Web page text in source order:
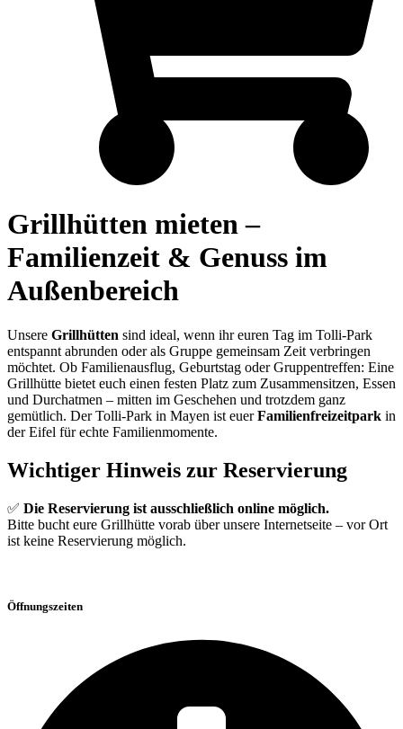
Grillhütten mieten –
Familienzeit & Genuss im
Außenbereich
Unsere Grillhütten sind ideal, wenn ihr euren Tag im Tolli-Park
entspannt abrunden oder als Gruppe gemeinsam Zeit verbringen
möchtet. Ob Familienausflug, Geburtstag oder Gruppentreffen: Eine
Grillhütte bietet euch einen festen Platz zum Zusammensitzen, Essen
und Durchatmen – mitten im Geschehen und trotzdem ganz
gemütlich. Der Tolli-Park in Mayen ist euerFamilienfreizeitpark in
der Eifel für echte Familienmomente.
Wichtiger Hinweis zur Reservierung
✅ Die Reservierung ist ausschließlich online möglich.
Bitte bucht eure Grillhütte vorab über unsere Internetseite – vor Ort
ist keine Reservierung möglich.
Öffnungszeiten